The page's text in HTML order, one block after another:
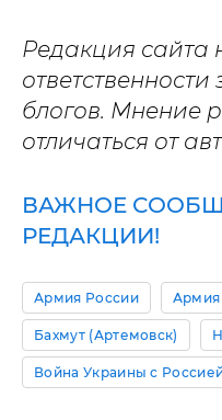
Редакция сайта
блогов. Мнение
отличаться от
ВАЖНОЕ
РЕДАКЦИИ!
Армия России Армия
Бахмут (Артемовск)
Война Украины с